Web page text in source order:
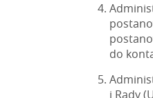
do
i Rady